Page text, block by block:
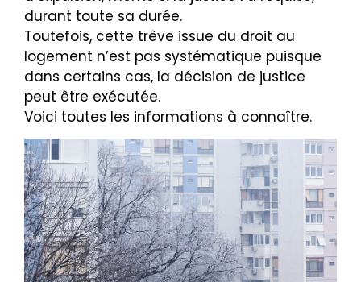
durant toute sa durée.
Toutefois, cette trêve issue du droit au
logement n’est pas systématique puisque
dans certains cas, la décision de justice
peut être exécutée.
Voici toutes les informations à connaître.